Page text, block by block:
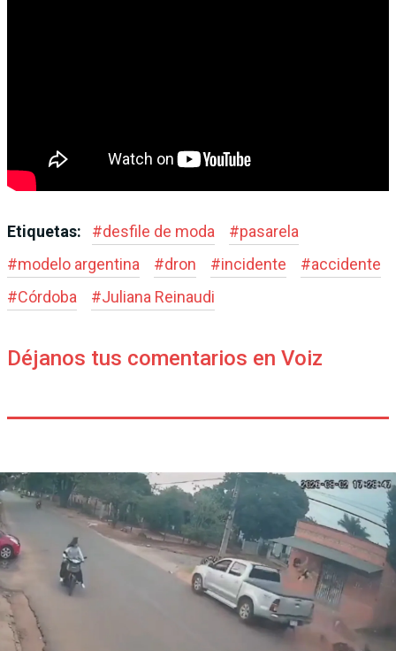
Etiquetas: #desfile de moda #pasarela
#modelo argentina #dron #incidente #accidente
#Córdoba #Juliana Reinaudi
Déjanos tus comentarios en Voiz